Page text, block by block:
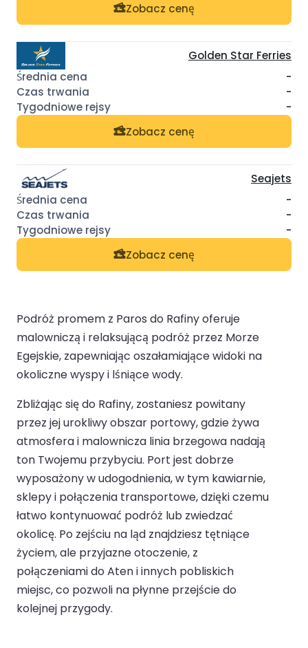
Zobacz cenę
Golden Star Ferries
-
-
-
Zobacz cenę
Seajets
-
-
-
Zobacz cenę
Podróż promem z Paros do Rafiny oferuje
malowniczą i relaksującą podróż przez Morze
Egejskie, zapewniając oszałamiające widoki na
okoliczne wyspy i lśniące wody.
Zbliżając się do Rafiny, zostaniesz powitany
przez jej urokliwy obszar portowy, gdzie żywa
atmosfera i malownicza linia brzegowa nadają
ton Twojemu przybyciu. Port jest dobrze
wyposażony w udogodnienia, w tym kawiarnie,
sklepy i połączenia transportowe, dzięki czemu
łatwo kontynuować podróż lub zwiedzać
okolicę. Po zejściu na ląd znajdziesz tętniące
życiem, ale przyjazne otoczenie, z
połączeniami do Aten i innych pobliskich
miejsc, co pozwoli na płynne przejście do
kolejnej przygody.